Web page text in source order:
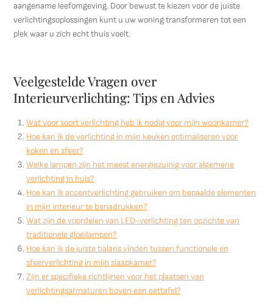
aangename leefomgeving. Door bewust te kiezen voor de juiste
verlichtingsoplossingen kunt u uw woning transformeren tot een
plek waar u zich echt thuis voelt.
Veelgestelde Vragen over
Interieurverlichting: Tips en Advies
Wat voor soort verlichting heb ik nodig voor mijn woonkamer?
Hoe kan ik de verlichting in mijn keuken optimaliseren voor
koken en sfeer?
Welke lampen zijn het meest energiezuinig voor algemene
verlichting in huis?
Hoe kan ik accentverlichting gebruiken om bepaalde elementen
in mijn interieur te benadrukken?
Wat zijn de voordelen van LED-verlichting ten opzichte van
traditionele gloeilampen?
Hoe kan ik de juiste balans vinden tussen functionele en
sfeerverlichting in mijn slaapkamer?
Zijn er specifieke richtlijnen voor het plaatsen van
verlichtingsarmaturen boven een eettafel?